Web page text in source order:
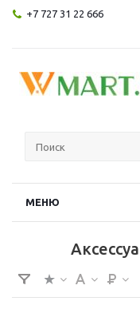
+7 727 31 22 666
МЕНЮ